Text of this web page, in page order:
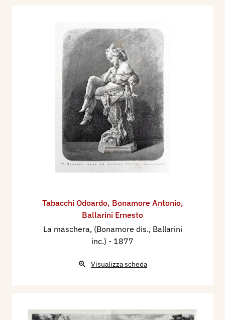
Tabacchi Odoardo, Bonamore Antonio,
Ballarini Ernesto
La maschera, (Bonamore dis., Ballarini
inc.) - 1877
Visualizza scheda